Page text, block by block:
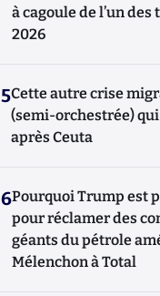
à cagoule de l’un des
2026
5Cette autre crise
(semi-orchestrée)
après Ceuta
6Pourquoi Trump est
pour réclamer des
géants du pétrole
Mélenchon à Total